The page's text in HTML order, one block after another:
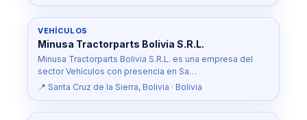
VEHÍCULOS
Minusa Tractorparts Bolivia S.R.L.
Minusa Tractorparts Bolivia S.R.L. es una empresa del
sector Vehículos con presencia en Sa…
📍 Santa Cruz de la Sierra, Bolivia · Bolivia